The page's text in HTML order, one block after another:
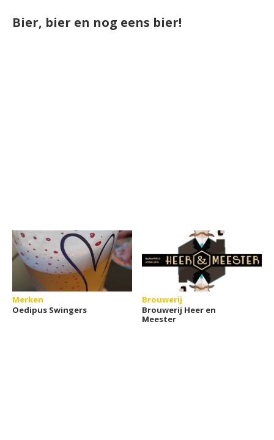
Bier, bier en nog eens bier!
Merken
Oedipus Swingers
Brouwerij
Brouwerij Heer en
Meester